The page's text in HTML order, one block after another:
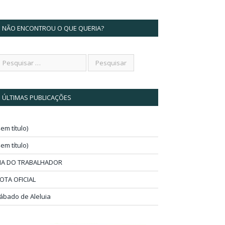
NÃO ENCONTROU O QUE QUERIA?
ÚLTIMAS PUBLICAÇÕES
título)
título)
DO TRABALHADOR
OFICIAL
de Aleluia